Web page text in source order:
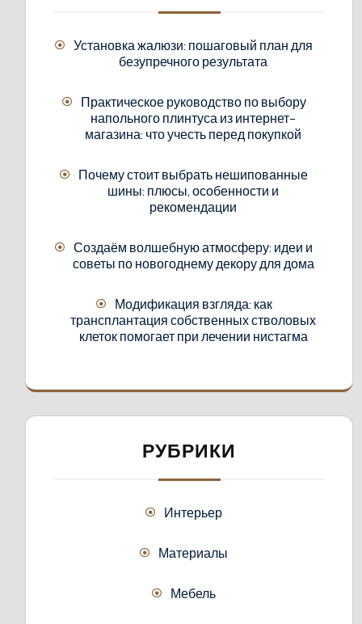
Установка жалюзи: пошаговый план для
безупречного результата
Практическое руководство по выбору
напольного плинтуса из интернет-
магазина: что учесть перед покупкой
Почему стоит выбрать нешипованные
шины: плюсы, особенности и
рекомендации
Создаём волшебную атмосферу: идеи и
советы по новогоднему декору для дома
Модификация взгляда: как
трансплантация собственных стволовых
клеток помогает при лечении нистагма
РУБРИКИ
Интерьер
Материалы
Мебель